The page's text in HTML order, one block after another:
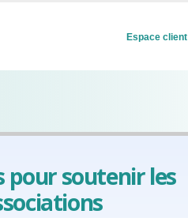
Espace client
pour soutenir les